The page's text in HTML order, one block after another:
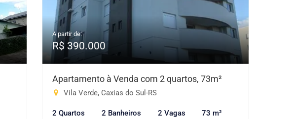
A partir de:
R$ 390.000
Apartamento à Venda com 2 quartos, 73m²
Vila Verde, Caxias do Sul-RS
2 Quartos 2 Banheiros 2 Vagas 73 m²